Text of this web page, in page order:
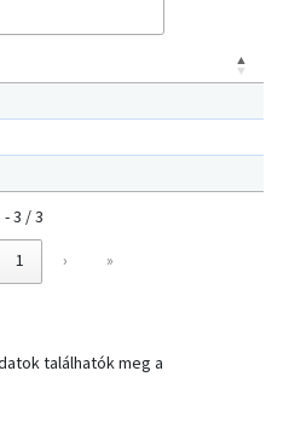
- 3 / 3
1 › »
találhatók meg a